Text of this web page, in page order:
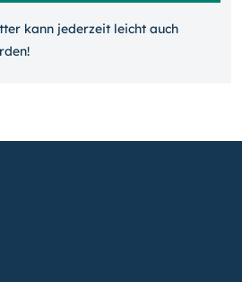
kann jeder­zeit leicht auch